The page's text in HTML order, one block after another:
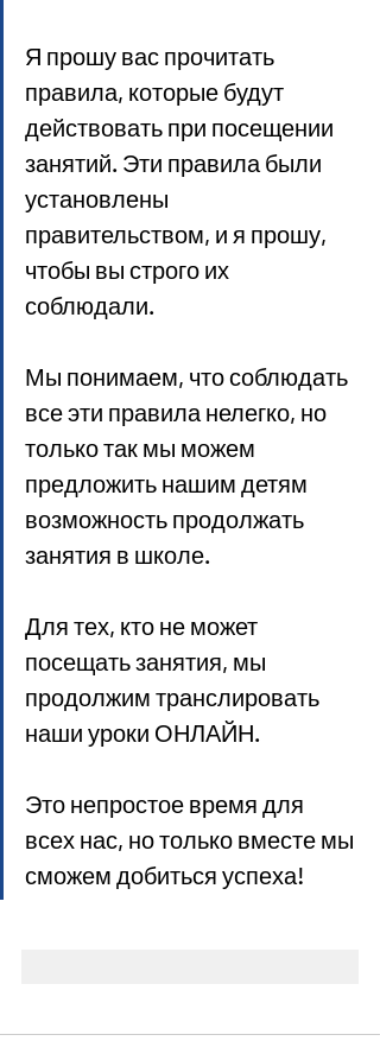
Я прошу вас прочитать
правила, которые будут
действовать при посещении
занятий. Эти правила были
установлены
правительством, и я прошу,
чтобы вы строго их
соблюдали.
Мы понимаем, что соблюдать
все эти правила нелегко, но
только так мы можем
предложить нашим детям
возможность продолжать
занятия в школе.
Для тех, кто не может
посещать занятия, мы
продолжим транслировать
наши уроки ОНЛАЙН.
Это непростое время для
всех нас, но только вместе мы
сможем добиться успеха!